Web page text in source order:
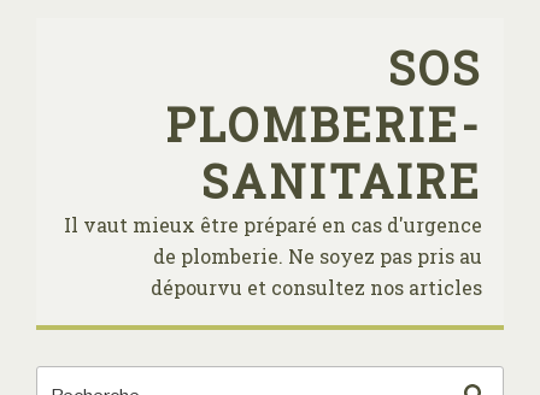
SOS
PLOMBERIE-
SANITAIRE
Il vaut mieux être préparé en cas d'urgence
de plomberie. Ne soyez pas pris au
dépourvu et consultez nos articles